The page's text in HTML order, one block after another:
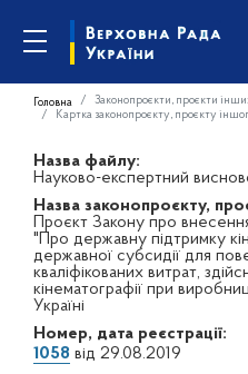
Головна Законопроєкти, проєкти
Картка законопроєкту, проєкту
Назва файлу:
Науково-експертний
Назва законопроєкту,
Проєкт Закону про
"Про державну підтримку
державної субсидії для
кваліфікованих витрат,
кінематографії при
Україні
Номер, дата реєстрації:
1058 від 29.08.2019